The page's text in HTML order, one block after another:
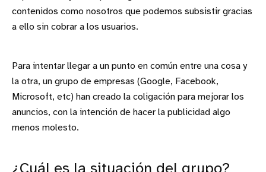
contenidos como nosotros que podemos subsistir gracias
a ello sin cobrar a los usuarios.
Para intentar llegar a un punto en común entre una cosa y
la otra, un grupo de empresas (Google, Facebook,
Microsoft, etc) han creado la coligación para mejorar los
anuncios, con la intención de hacer la publicidad algo
menos molesto.